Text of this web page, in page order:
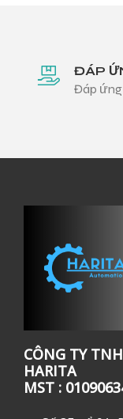
ĐÁP
Đáp
CÔNG TY
HARITA
MST :